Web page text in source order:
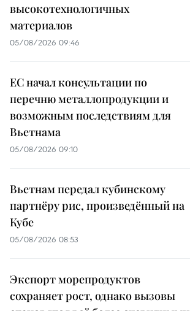
высокотехнологичных
материалов
05/08/2026 09:46
ЕС начал консультации по
перечню металлопродукции и
возможным последствиям для
Вьетнама
05/08/2026 09:10
Вьетнам передал кубинскому
партнёру рис, произведённый на
Кубе
05/08/2026 08:53
Экспорт морепродуктов
сохраняет рост, однако вызовы